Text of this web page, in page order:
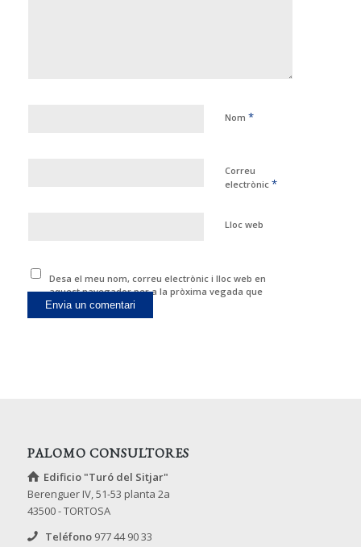
Nom *
Correu
electrònic *
Lloc web
Desa el meu nom, correu electrònic i lloc web en
aquest navegador per a la pròxima vegada que
comenti.
PALOMO CONSULTORES
Edificio "Turó del Sitjar"
Berenguer IV, 51-53 planta 2a
43500 - TORTOSA
Teléfono 977 44 90 33